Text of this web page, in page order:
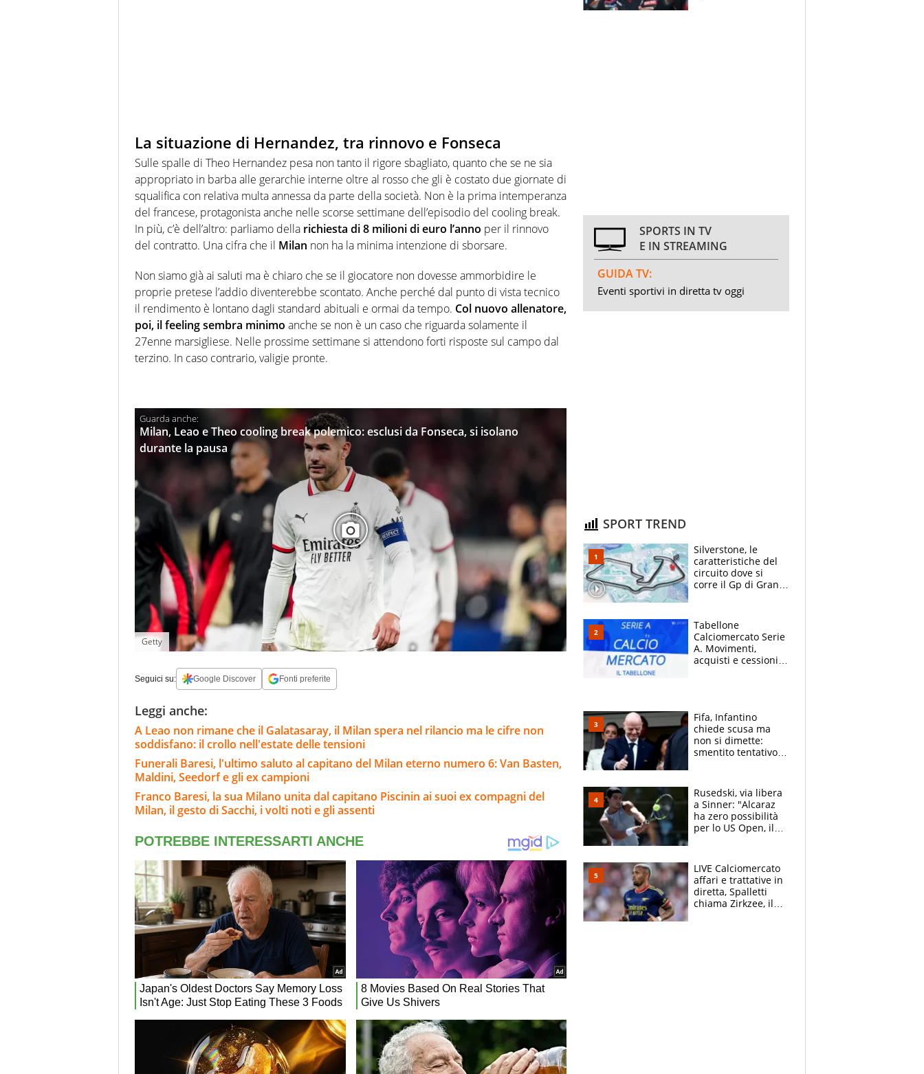
La situazione di Hernandez, tra rinnovo e Fonseca
Sulle spalle di Theo Hernandez pesa non tanto il rigore sbagliato, quanto che se ne sia
appropriato in barba alle gerarchie interne oltre al rosso che gli è costato due giornate di
squalifica con relativa multa annessa da parte della società. Non è la prima intemperanza
del francese, protagonista anche nelle scorse settimane dell’episodio del cooling break.
In più, c’è dell’altro: parliamo della richiesta di 8 milioni di euro l’anno per il rinnovo
del contratto. Una cifra che il Milan non ha la minima intenzione di sborsare.
Non siamo già ai saluti ma è chiaro che se il giocatore non dovesse ammorbidire le
proprie pretese l’addio diventerebbe scontato. Anche perché dal punto di vista tecnico
il rendimento è lontano dagli standard abituali e ormai da tempo. Col nuovo allenatore,
poi, il feeling sembra minimo anche se non è un caso che riguarda solamente il
27enne marsigliese. Nelle prossime settimane si attendono forti risposte sul campo dal
terzino. In caso contrario, valigie pronte.
Milan, Leao e Theo cooling break polemico: esclusi da Fonseca, si isolano
durante la pausa
Getty
Seguici su: Google Discover Fonti preferite
Leggi anche:
A Leao non rimane che il Galatasaray, il Milan spera nel rilancio ma le cifre non
soddisfano: il crollo nell'estate delle tensioni
Funerali Baresi, l'ultimo saluto al capitano del Milan eterno numero 6: Van Basten,
Maldini, Seedorf e gli ex campioni
Franco Baresi, la sua Milano unita dal capitano Piscinin ai suoi ex compagni del
Milan, il gesto di Sacchi, i volti noti e gli assenti
SPORTS IN TV
E IN STREAMING
GUIDA TV:
Eventi sportivi in diretta tv oggi
SPORT TREND
Silverstone, le
caratteristiche del
circuito dove si
corre il Gp di Gran
Tabellone
Calciomercato Serie
A. Movimenti,
acquisti e cessioni:
Fifa, Infantino
chiede scusa ma
non si dimette:
smentito tentativo di
Rusedski, via libera
a Sinner: "Alcaraz
ha zero possibilità
per lo US Open, il
LIVE Calciomercato
affari e trattative in
diretta, Spalletti
chiama Zirkzee, il